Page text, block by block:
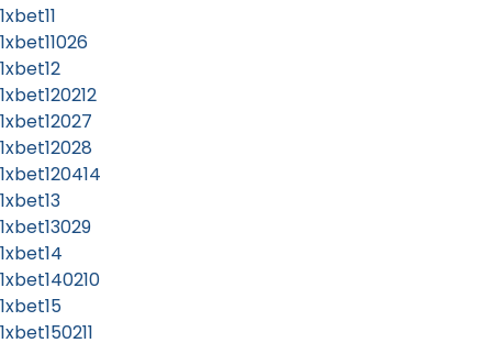
1xbet11
1xbet11026
1xbet12
1xbet120212
1xbet12027
1xbet12028
1xbet120414
1xbet13
1xbet13029
1xbet14
1xbet140210
1xbet15
1xbet150211